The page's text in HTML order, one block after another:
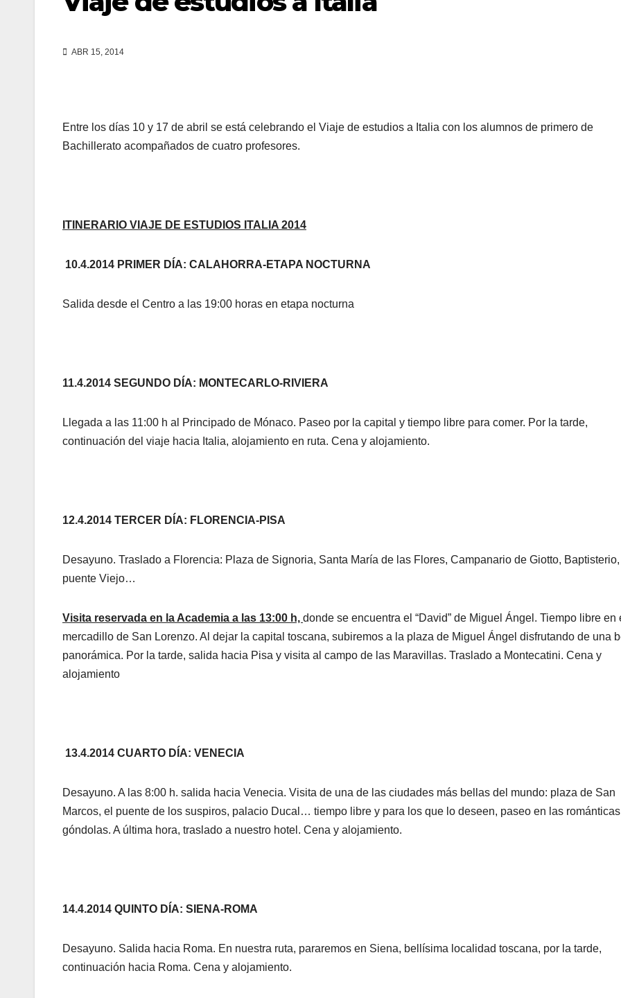
ABR 15, 2014
Entre los días 10 y 17 de abril se está celebrando el Viaje de estudios a Italia con los alumnos de primero de
Bachillerato acompañados de cuatro profesores.
ITINERARIO VIAJE DE ESTUDIOS ITALIA 2014
10.4.2014 PRIMER DÍA: CALAHORRA-ETAPA NOCTURNA
Salida desde el Centro a las 19:00 horas en etapa nocturna
11.4.2014 SEGUNDO DÍA: MONTECARLO-RIVIERA
Llegada a las 11:00 h al Principado de Mónaco. Paseo por la capital y tiempo libre para comer. Por la tarde,
continuación del viaje hacia Italia, alojamiento en ruta. Cena y alojamiento.
12.4.2014 TERCER DÍA: FLORENCIA-PISA
Desayuno. Traslado a Florencia: Plaza de Signoria, Santa María de las Flores, Campanario de Giotto, Baptisterio,
puente Viejo…
Visita reservada en la Academia a las 13:00 h, donde se encuentra el “David” de Miguel Ángel. Tiempo libre en
mercadillo de San Lorenzo. Al dejar la capital toscana, subiremos a la plaza de Miguel Ángel disfrutando de una
panorámica. Por la tarde, salida hacia Pisa y visita al campo de las Maravillas. Traslado a Montecatini. Cena y
alojamiento
13.4.2014 CUARTO DÍA: VENECIA
Desayuno. A las 8:00 h. salida hacia Venecia. Visita de una de las ciudades más bellas del mundo: plaza de San
Marcos, el puente de los suspiros, palacio Ducal… tiempo libre y para los que lo deseen, paseo en las románticas
góndolas. A última hora, traslado a nuestro hotel. Cena y alojamiento.
14.4.2014 QUINTO DÍA: SIENA-ROMA
Desayuno. Salida hacia Roma. En nuestra ruta, pararemos en Siena, bellísima localidad toscana, por la tarde,
continuación hacia Roma. Cena y alojamiento.